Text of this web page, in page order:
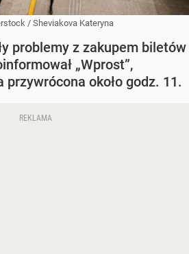
/ Sheviakova Kateryna
problemy z zakupem biletów
„Wprost”,
przywrócona około godz. 11.